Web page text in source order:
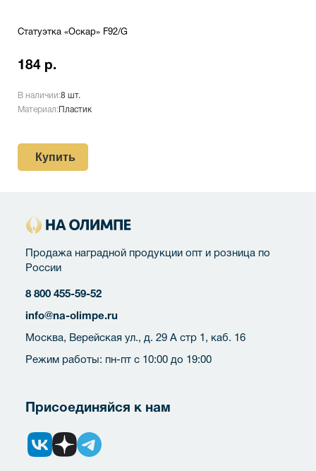
Статуэтка «Оскар» F92/G
184 р.
В наличии:8 шт.
Материал: Пластик
Купить
Продажа наградной продукции опт и розница по
России
8 800 455-59-52
info@na-olimpe.ru
Москва, Верейская ул., д. 29 А стр 1, каб. 16
Режим работы: пн-пт с 10:00 до 19:00
Присоединяйся к нам